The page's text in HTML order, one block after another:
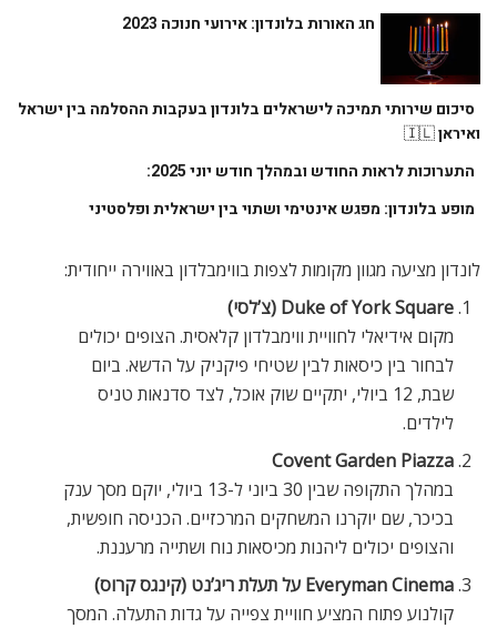
חג האורות בלונדון: אירועי חנוכה 2023
סיכום שירותי תמיכה לישראלים בלונדון בעקבות ההסלמה בין ישראל
ואיראן 🇮🇱
התערוכות לראות החודש ובמהלך חודש יוני 2025:
מופע בלונדון: מפגש אינטימי ושתוי בין ישראלית ופלסטיני
לונדון מציעה מגוון מקומות לצפות בווימבלדון באווירה ייחודית:
Duke of York Square (צ’לסי)
מקום אידיאלי לחוויית ווימבלדון קלאסית. הצופים יכולים
לבחור בין כיסאות לבין שטיחי פיקניק על הדשא. ביום
שבת, 12 ביולי, יתקיים שוק אוכל, לצד סדנאות טניס
לילדים.
Covent Garden Piazza
במהלך התקופה שבין 30 ביוני ל-13 ביולי, יוקם מסך ענק
בכיכר, שם יוקרנו המשחקים המרכזיים. הכניסה חופשית,
והצופים יכולים ליהנות מכיסאות נוח ושתייה מרעננת.
Everyman Cinema על תעלת ריג’נט (קינגס קרוס)
קולנוע פתוח המציע חוויית צפייה על גדות התעלה. המסך